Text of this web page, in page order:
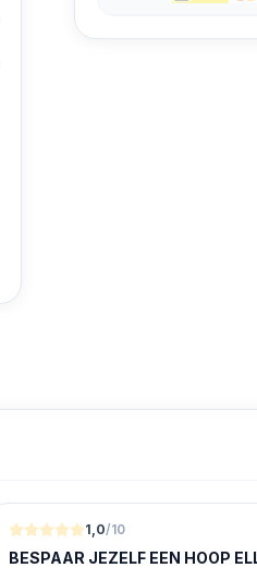
1,0/10
BESPAAR JEZELF EEN HOOP